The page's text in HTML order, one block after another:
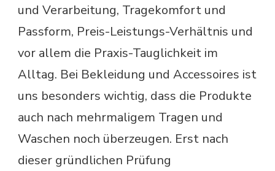
und Verarbeitung, Tragekomfort und
Passform, Preis-Leistungs-Verhältnis und
vor allem die Praxis-Tauglichkeit im
Alltag. Bei Bekleidung und Accessoires ist
uns besonders wichtig, dass die Produkte
auch nach mehrmaligem Tragen und
Waschen noch überzeugen. Erst nach
dieser gründlichen Prüfung